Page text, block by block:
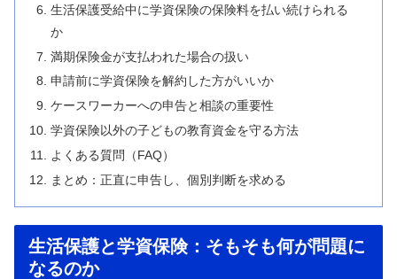
生活保護受給中に学資保険の保険料を払い続けられる
か
満期保険金が支払われた場合の扱い
申請前に学資保険を解約した方がいいか
ケースワーカーへの申告と相談の重要性
学資保険以外の子どもの教育資金を守る方法
よくある質問（FAQ）
まとめ：正直に申告し、個別判断を求める
生活保護と学資保険：そもそも何が問題に
なるのか